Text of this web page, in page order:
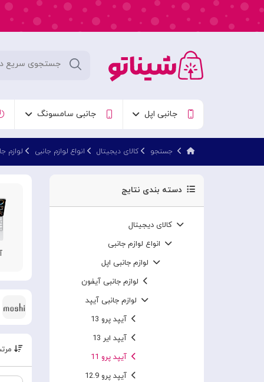
جانبی اپل جانبی سامسونگ
جستجو کالای دیجیتال انواع لوازم جانبی لوازم
دسته بندی نتایج
کالای دیجیتال
انواع لوازم جانبی
لوازم جانبی اپل
لوازم جانبی آیفون
لوازم جانبی آیپد
آیپد پرو 13
آیپد ایر 13
آیپد پرو 11
آیپد پرو 12.9